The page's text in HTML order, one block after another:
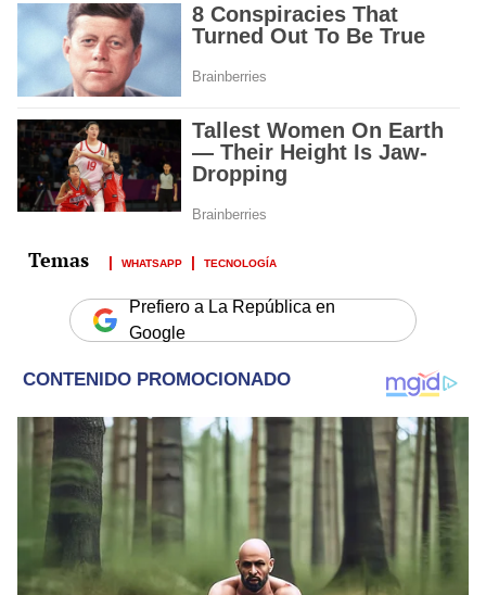
WHATSAPP TECNOLOGÍA
Prefiero a La República en
Google